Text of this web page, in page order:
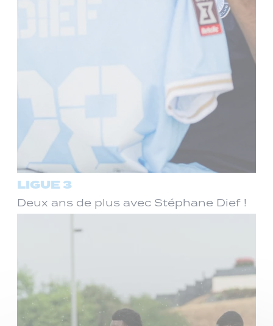
LIGUE 3
Deux ans de plus avec Stéphane Dief !